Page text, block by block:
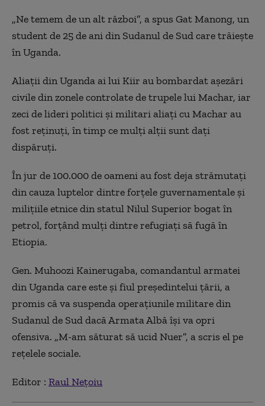
„Ne temem de un alt război”, a spus Gat Manong, un
student de 25 de ani din Sudanul de Sud care trăiește
în Uganda.
Aliații din Uganda ai lui Kiir au bombardat așezări
civile din zonele controlate de trupele lui Machar, iar
zeci de lideri politici și militari aliați cu Machar au
fost reținuți, în timp ce mulți alții sunt dați
dispăruți.
În jur de 100.000 de oameni au fost deja strămutați
din cauza luptelor dintre forțele guvernamentale și
milițiile etnice din statul Nilul Superior bogat în
petrol, forțând mulți dintre refugiați să fugă în
Etiopia.
Gen. Muhoozi Kainerugaba, comandantul armatei
din Uganda care este și fiul președintelui țării, a
promis că va suspenda operațiunile militare din
Sudanul de Sud dacă Armata Albă își va opri
ofensiva. „M-am săturat să ucid Nuer”, a scris el pe
rețelele sociale.
Editor : Raul Nețoiu